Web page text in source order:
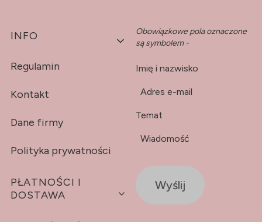
Linki w stopce
INFO
Regulamin
Kontakt
Dane firmy
Polityka prywatności
PŁATNOŚCI I
DOSTAWA
Obowiązkowe pola oznaczone
są symbolem -
Imię i nazwisko
Adres e-mail
Temat
Wiadomość
Wyślij